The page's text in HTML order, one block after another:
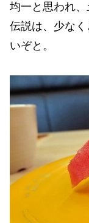
均一と思われ
伝説は、少な
いぞと。